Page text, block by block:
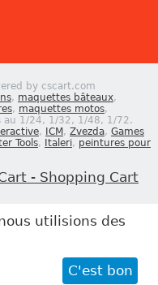
by cscart.com
, maquettes bâteaux,
, maquettes motos,
au 1/24, 1/32, 1/48, 1/72.
, ICM , Zvezda, Games
Tools, Italeri, peintures pour
- Shopping Cart
utilisions des
C'est bon